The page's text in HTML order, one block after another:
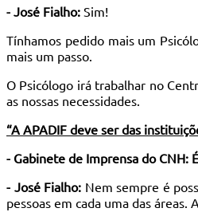
- José Fialho: Sim!
Tínhamos pedido mais um
mais um passo.
O Psicólogo irá trabalhar no
as nossas necessidades.
“A APADIF deve ser das
- Gabinete de Imprensa do CNH:
- José Fialho: Nem sempre é
pessoas em cada uma das